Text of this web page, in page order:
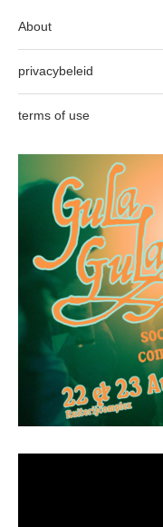
About
privacybeleid
terms of use